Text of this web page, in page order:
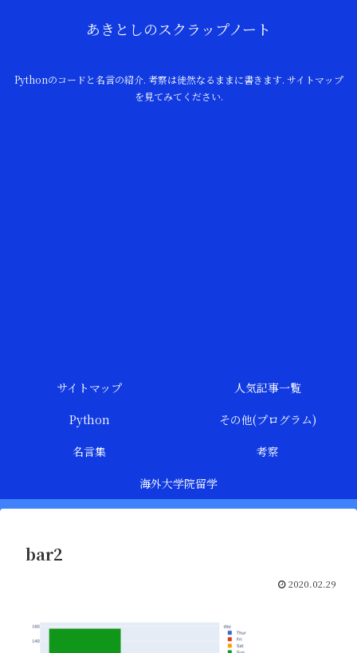
あきとしのスクラップノート
Pythonのコードと名言の紹介. 考察は徒然なるままに書きます. サイトマップ
を見てみてください.
サイトマップ
人気記事一覧
Python
その他(プログラム)
名言集
考察
海外大学院留学
bar2
2020.02.29